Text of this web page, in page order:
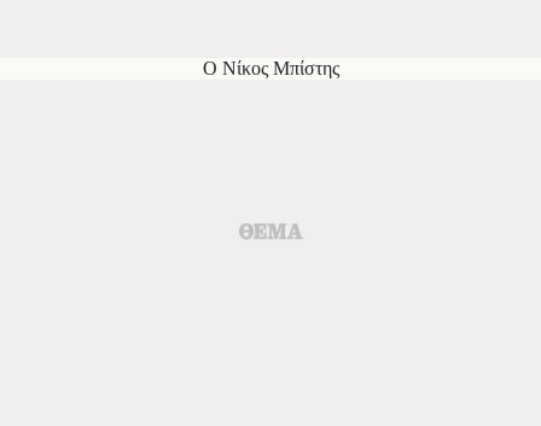
Ο Νίκος Μπίστης